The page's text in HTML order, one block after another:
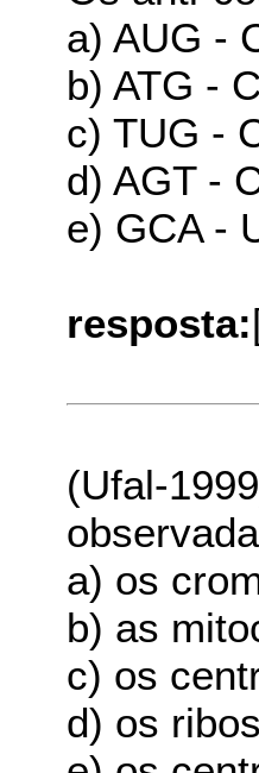
a) AUG -
b) ATG -
c) TUG -
d) AGT -
e) GCA -
resposta:
(Ufal-
a) os
b) as
c) os
d) os